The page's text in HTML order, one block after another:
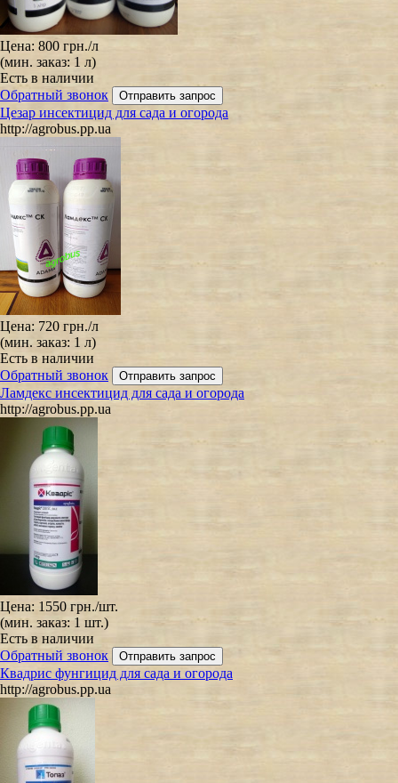
Цена: 800 грн./л
(мин. заказ: 1 л)
Есть в наличии
Обратный звонок
Цезар инсектицид для сада и огорода
http://agrobus.pp.ua
Цена: 720 грн./л
(мин. заказ: 1 л)
Есть в наличии
Обратный звонок
Ламдекс инсектицид для сада и огорода
http://agrobus.pp.ua
Цена: 1550 грн./шт.
(мин. заказ: 1 шт.)
Есть в наличии
Обратный звонок
Квадрис фунгицид для сада и огорода
http://agrobus.pp.ua